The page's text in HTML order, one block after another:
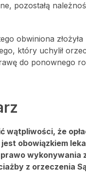
pozostałą
obwiniona złożyła
który uchylił
do ponownego
wątpliwości, że
obowiązkiem
wykonywania
z orzeczenia